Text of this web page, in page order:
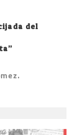
del